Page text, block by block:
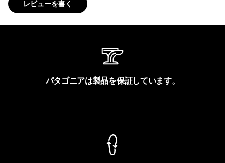
レビューを書く
パタゴニアは製品を保証しています。